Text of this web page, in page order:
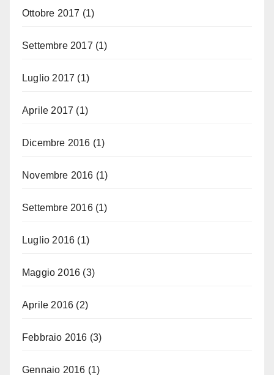
Ottobre 2017 (1)
Settembre 2017 (1)
Luglio 2017 (1)
Aprile 2017 (1)
Dicembre 2016 (1)
Novembre 2016 (1)
Settembre 2016(1)
Luglio 2016 (1)
Maggio 2016 (3)
Aprile 2016 (2)
Febbraio 2016 (3)
Gennaio 2016 (1)